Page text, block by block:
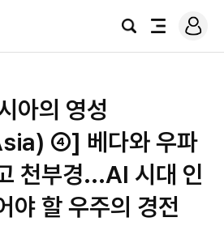
검
전
로
그
아의 영성
④] 베다와 우파
천부경...AI 시대 인
야 할 우주의 경전